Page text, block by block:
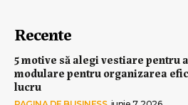
Recente
5 motive să alegi vestiare pentru
modulare pentru organizarea
lucru